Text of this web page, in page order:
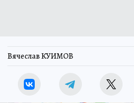
Вячеслав КУИМОВ